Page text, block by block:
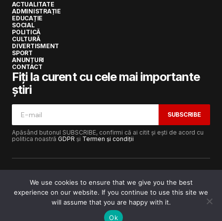
ACTUALITATE
ADMINISTRAȚIE
EDUCAȚIE
SOCIAL
POLITICĂ
CULTURĂ
DIVERTISMENT
SPORT
ANUNȚURI
CONTACT
Fiți la curent cu cele mai importante
știri
SUBSCRIBE
Apăsând butonul SUBSCRIBE, confirmi că ai citit și ești de acord cu
politica noastră GDPR și Termen și condiții
Copyright © 2017-2025Lugojeanul.ro· Toate drepturile
rezervate · Dezvoltat dePower Media FX
We use cookies to ensure that we give you the best
experience on our website. If you continue to use this site we
will assume that you are happy with it.
Ok